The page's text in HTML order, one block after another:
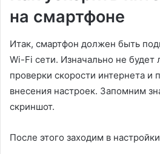
на смартфоне
Итак, смартфон должен быть
Wi-Fi сети. Изначально не будет
проверки скорости интернета и
внесения настроек. Запомним
скриншот.
После этого заходим в